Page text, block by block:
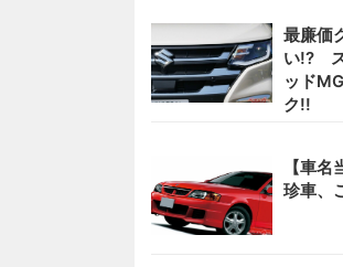
最廉価
い!? ス
ッド
ク!!
【車
珍車、